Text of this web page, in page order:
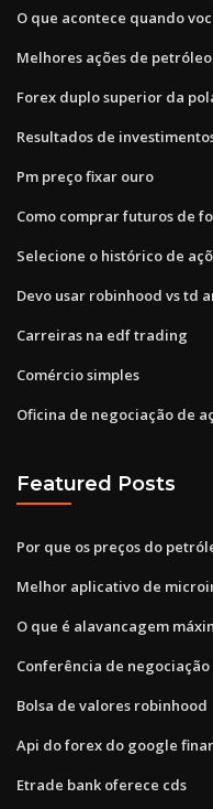
O que acontece quando
Melhores ações de
Forex duplo superior da
Resultados de
Pm preço fixar ouro
Como comprar futuros de
Selecione o histórico de
Devo usar robinhood vs td
Carreiras na edf trading
Comércio simples
Oficina de negociação de
Featured Posts
Por que os preços do
Melhor aplicativo de
O que é alavancagem
Conferência de negociação
Bolsa de valores robinhood
Api do forex do google
Etrade bank oferece cds